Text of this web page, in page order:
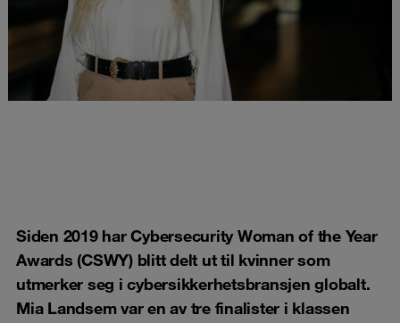
Siden 2019 har Cybersecurity Woman of the Year
Awards (CSWY) blitt delt ut til kvinner som
utmerker seg i cybersikkerhetsbransjen globalt.
Mia Landsem var en av tre finalister i klassen